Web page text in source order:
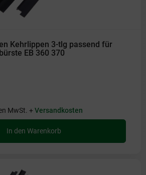
Kehrlippen 3-tlg passend für
EB 360 370
MwSt. +Versandkosten
In den Warenkorb